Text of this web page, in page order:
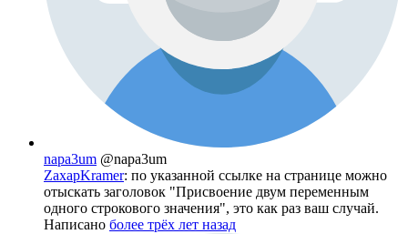
napa3um @napa3um
ZaxapKramer: по указанной ссылке на странице можно
отыскать заголовок "Присвоение двум переменным
одного строкового значения", это как раз ваш случай.
Написано более трёх лет назад